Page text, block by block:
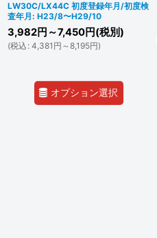
LW30C/LX44C 初度登録年月/初度検
査年月: H23/8〜H29/10
3,982円 ～7,450円(税別)
(税込 : 4,381 円 ～8,195円)
オプション選択